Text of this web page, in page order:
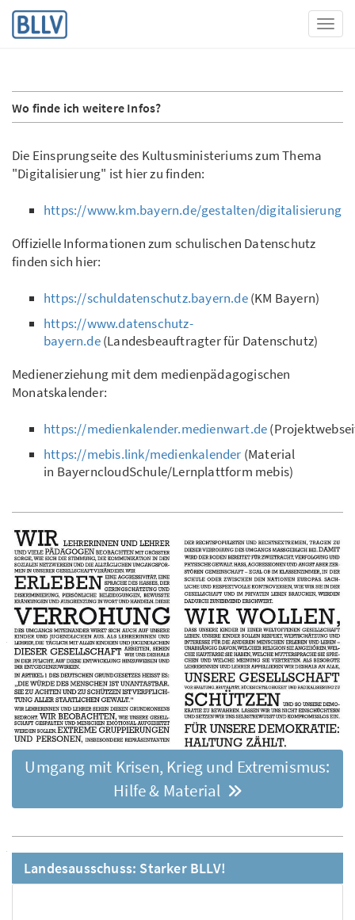
Wo finde ich weitere Infos?
Die Einsprungseite des Kultusministeriums zum Thema
"Digitalisierung" ist hier zu finden:
https://www.km.bayern.de/gestalten/digitalisierung
Offizielle Informationen zum schulischen Datenschutz
finden sich hier:
https://schuldatenschutz.bayern.de(KM Bayern)
https://www.datenschutz-
bayern.de(Landesbeauftragter für Datenschutz)
Medienerziehung mit dem medienpädagogischen
Monatskalender:
https://medienkalender.medienwart.de
https://mebis.link/medienkalender (Material
in BayerncloudSchule/Lernplattform mebis)
Umgang mit Krisen, Krieg und Extremismus:
Hilfe & Material
Landesausschuss: Starker BLLV!